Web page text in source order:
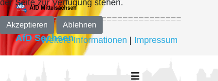
===============================
AfD Sachsen
der Seite zur Verfügung stehen.
Akzeptieren Ablehnen
Weitere Informationen Impressum